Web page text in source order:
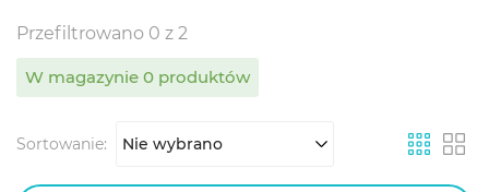
Przefiltrowano 0 z 2
W magazynie 0 produktów
Sortowanie: Nie wybrano